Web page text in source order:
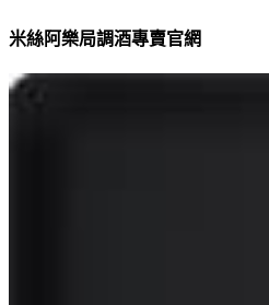
米絲阿樂局調酒專賣官網